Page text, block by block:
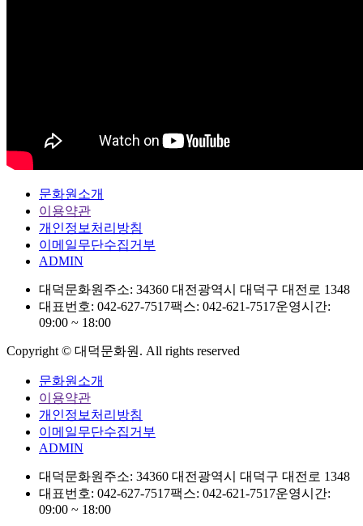
문화원소개
이용약관
개인정보처리방침
이메일무단수집거부
ADMIN
대덕문화원 주소: 34360 대전광역시 대덕구 대전로 1348
대표번호: 042-627-7517팩스: 042-621-7517운영시간:
09:00 ~ 18:00
Copyright © 대덕문화원. All rights reserved
문화원소개
이용약관
개인정보처리방침
이메일무단수집거부
ADMIN
대덕문화원 주소: 34360 대전광역시 대덕구 대전로 1348
대표번호: 042-627-7517팩스: 042-621-7517운영시간:
09:00 ~ 18:00